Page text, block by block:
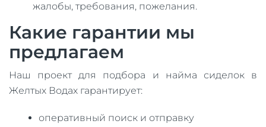
жалобы, требования, пожелания.
Какие гарантии мы
предлагаем
Наш проект для подбора и найма сиделок в
Желтых Водах гарантирует:
оперативный поиск и отправку